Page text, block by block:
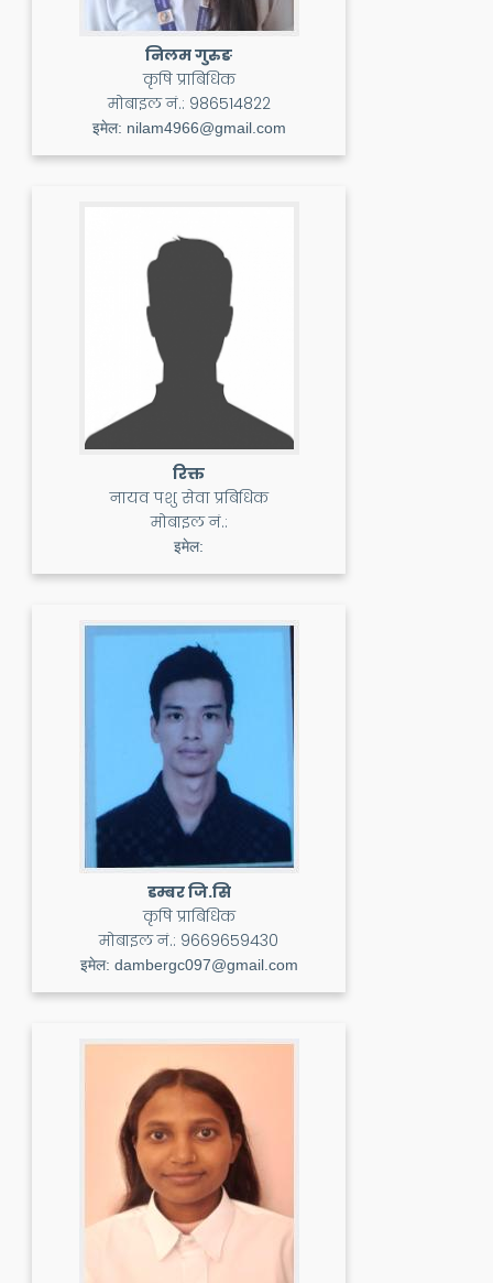
निलम गुरुङ
कृषि प्राबिधिक
मोबाइल नं.: 986514822
इमेल: nilam4966@gmail.com
रिक्त
नायव पशु सेवा प्रबिधिक
मोबाइल नं.:
इमेल:
डम्बर जि.सि
कृषि प्राबिधिक
मोबाइल नं.: 9669659430
इमेल: dambergc097@gmail.com